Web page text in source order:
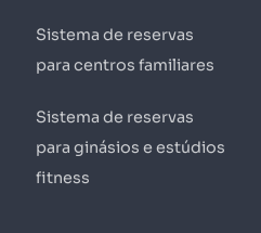
Sistema de reservas
para centros familiares
Sistema de reservas
para ginásios e estúdios
fitness